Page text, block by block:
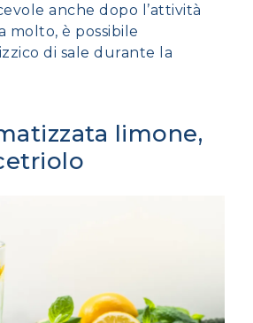
anche dopo l’attività
molto, è possibile
di sale durante la
limone,